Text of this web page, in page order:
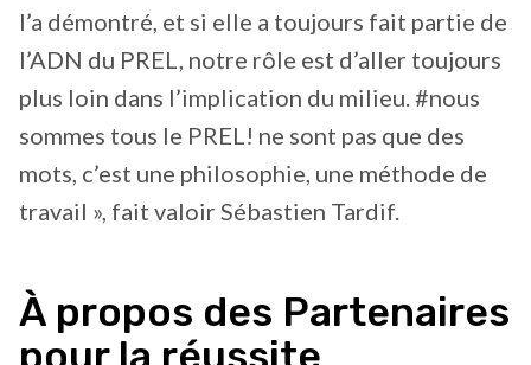
l’a démontré, et si elle a toujours fait partie de
l’ADN du PREL, notre rôle est d’aller toujours
plus loin dans l’implication du milieu. #nous
sommes tous le PREL! ne sont pas que des
mots, c’est une philosophie, une méthode de
travail », fait valoir Sébastien Tardif.
À propos des Partenaires